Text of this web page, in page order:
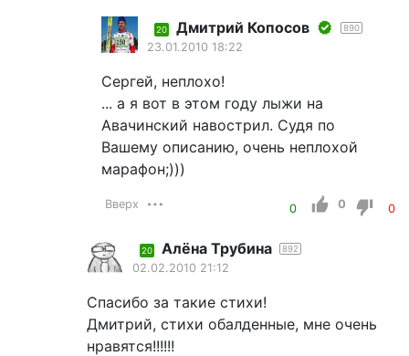
20 Дмитрий Копосов 890
23.01.2010 18:22
Сергей, неплохо!
... а я вот в этом году лыжи на
Авачинский навострил. Судя по
Вашему описанию, очень неплохой
марафон;)))
Вверх 0 0 0
20 Алёна Трубина 892
02.02.2010 21:12
Спасибо за такие стихи!
Дмитрий, стихи обалденные, мне очень
нравятся!!!!!!